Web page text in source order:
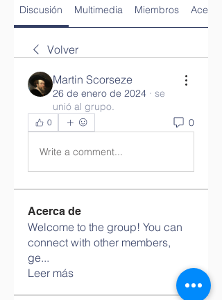
Discusión Multimedia Miembros Acerca
Volver
Martin Scorseze
26 de enero de 2024 · se
unió al grupo.
0 0
Write a comment...
Acerca de
Welcome to the group! You can
connect with other members,
ge...
Leer más